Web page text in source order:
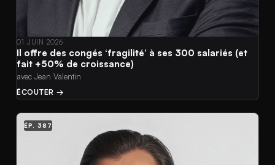
01 JUIN 2026
Il offre des congés ‘fragilité’ à ses 300 salariés (et
fait +50% de croissance)
avec Jean Valentin
ÉCOUTER →
ÉP. 387